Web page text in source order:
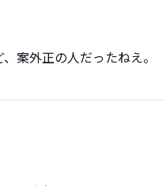
案外正の人だったねえ。